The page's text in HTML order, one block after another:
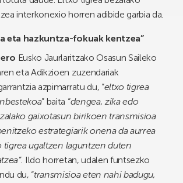
interkonexio horren adibide garbia da.
eta hazkuntza-fokuak kentzea”
Eusko Jaurlaritzako Osasun Saileko
eta Adikzioen zuzendariak
azpimarratu du, “eltxo tigrea
” baita “dengea, zika edo
gaixotasun birikoen transmisioa
estrategiarik onena da aurrea
tigrea ugaltzen laguntzen duten
Ildo horretan, udalen funtsezko
du, “transmisioa eten nahi badugu,